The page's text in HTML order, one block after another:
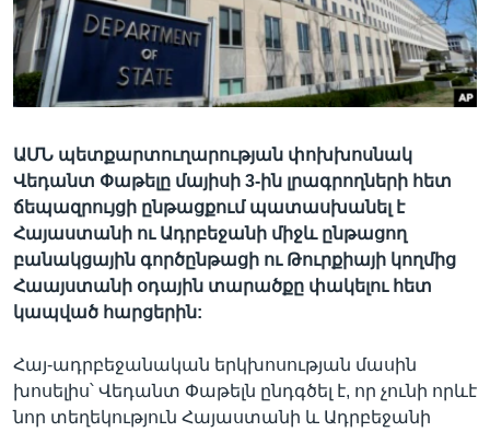
Լեզուներ
ԱՄՆ պետքարտուղարության փոխխոսնակ
Վեդանտ Փաթելը մայիսի 3-ին լրագրողների հետ
ճեպազրույցի ընթացքում պատասխանել է
Հայաստանի ու Ադրբեջանի միջև ընթացող
բանակցային գործընթացի ու Թուրքիայի կողմից
Հաայստանի օդային տարածքը փակելու հետ
կապված հարցերին:
Հայ-ադրբեջանական երկխոսության մասին
խոսելիս՝ Վեդանտ Փաթելն ընդգծել է, որ չունի որևէ
նոր տեղեկություն Հայաստանի և Ադրբեջանի